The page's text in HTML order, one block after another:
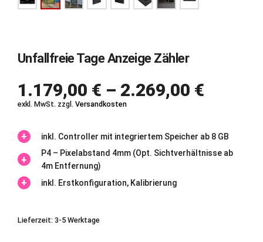
Unfallfreie Tage Anzeige Zähler
1.179,00 € – 2.269,00 €
exkl. MwSt. zzgl. Versandkosten
inkl. Controller mit integriertem Speicher ab 8 GB
P4 – Pixelabstand 4mm (Opt. Sichtverhältnisse ab
4m Entfernung)
inkl. Erstkonfiguration, Kalibrierung
Lieferzeit: 3-5 Werktage